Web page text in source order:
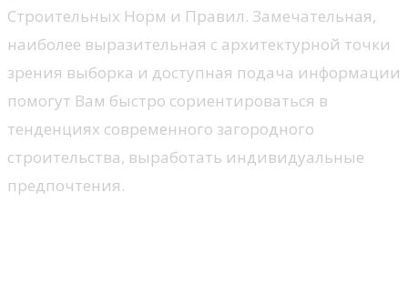
Строительных Норм и Правил. Замечательная,
наиболее выразительная с архитектурной точки
зрения выборка и доступная подача информации
помогут Вам быстро сориентироваться в
тенденциях современного загородного
строительства, выработать индивидуальные
предпочтения.